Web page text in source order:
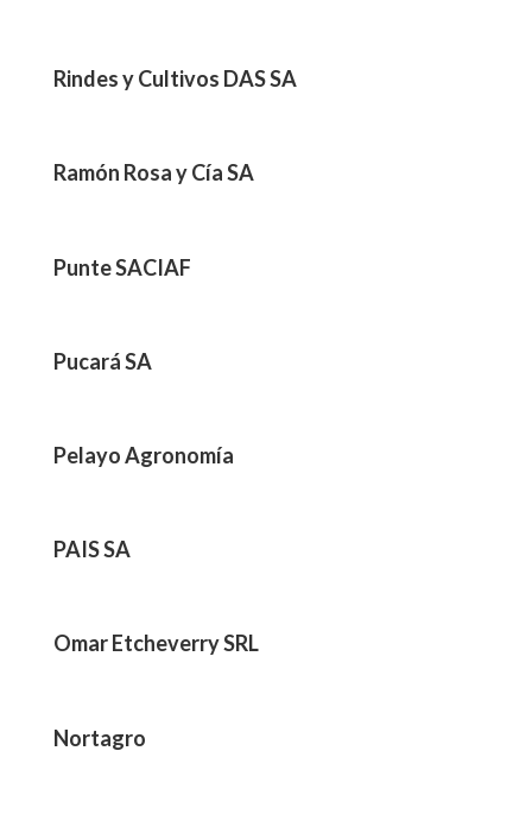
Rindes y Cultivos DAS SA
Ramón Rosa y Cía SA
Punte SACIAF
Pucará SA
Pelayo Agronomía
PAIS SA
Omar Etcheverry SRL
Nortagro